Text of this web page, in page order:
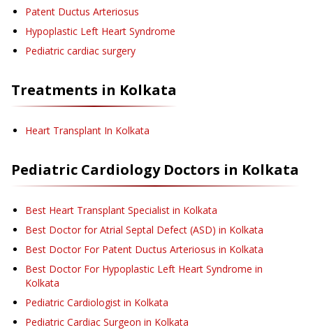
Patent Ductus Arteriosus
Hypoplastic Left Heart Syndrome
Pediatric cardiac surgery
Treatments in Kolkata
Heart Transplant In Kolkata
Pediatric CardiologyDoctors in Kolkata
Best Heart Transplant Specialist in Kolkata
Best Doctor for Atrial Septal Defect (ASD) in Kolkata
Best Doctor For Patent Ductus Arteriosus in Kolkata
Best Doctor For Hypoplastic Left Heart Syndrome in
Kolkata
Pediatric Cardiologist in Kolkata
Pediatric Cardiac Surgeon in Kolkata